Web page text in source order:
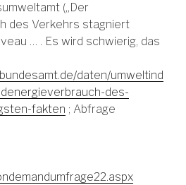
(„Der
des Verkehrs stagniert
… . Es wird schwierig, das
daten/umweltind
des-
fakten ; Abfrage